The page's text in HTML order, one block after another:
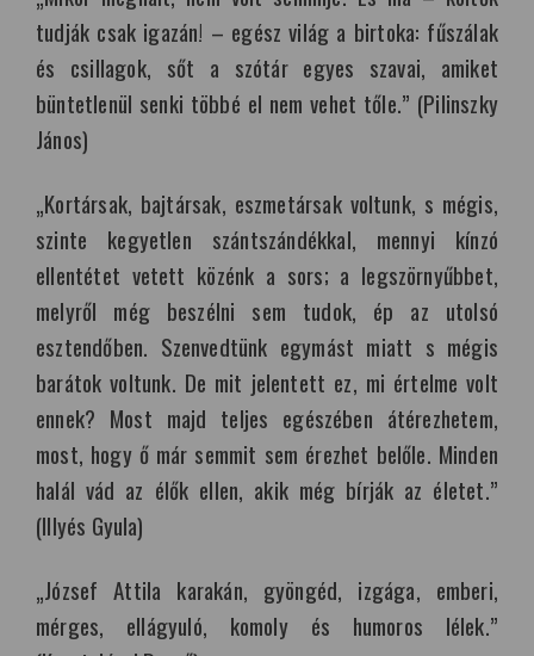
tudják csak igazán! – egész világ a birtoka: fűszálak
és csillagok, sőt a szótár egyes szavai, amiket
büntetlenül senki többé el nem vehet tőle.” (Pilinszky
János)
„Kortársak, bajtársak, eszmetársak voltunk, s mégis,
szinte kegyetlen szántszándékkal, mennyi kínzó
ellentétet vetett közénk a sors; a legszörnyűbbet,
melyről még beszélni sem tudok, ép az utolsó
esztendőben. Szenvedtünk egymást miatt s mégis
barátok voltunk. De mit jelentett ez, mi értelme volt
ennek? Most majd teljes egészében átérezhetem,
most, hogy ő már semmit sem érezhet belőle. Minden
halál vád az élők ellen, akik még bírják az életet.”
(Illyés Gyula)
„József Attila karakán, gyöngéd, izgága, emberi,
mérges, ellágyuló, komoly és humoros lélek.”